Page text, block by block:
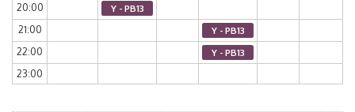
20:00 Y - PB13
21:00 Y - PB13
22:00 Y - PB13
23:00